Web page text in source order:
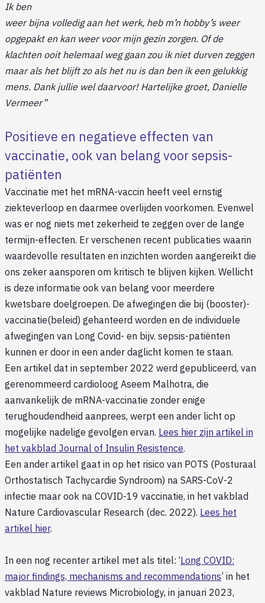
Ik ben
weer bijna volledig aan het werk, heb m’n hobby’s weer
opgepakt en kan weer voor mijn gezin zorgen. Of de
klachten ooit helemaal weg gaan zou ik niet durven zeggen
maar als het blijft zo als het nu is dan ben ik een gelukkig
mens. Dank jullie wel daarvoor! Hartelijke groet, Danielle
Vermeer”
Positieve en negatieve effecten van
vaccinatie, ook van belang voor sepsis-
patiënten
Vaccinatie met het mRNA-vaccin heeft veel ernstig
ziekteverloop en daarmee overlijden voorkomen. Evenwel
was er nog niets met zekerheid te zeggen over de lange
termijn-effecten. Er verschenen recent publicaties waarin
waardevolle resultaten en inzichten worden aangereikt die
ons zeker aansporen om kritisch te blijven kijken. Wellicht
is deze informatie ook van belang voor meerdere
kwetsbare doelgroepen. De afwegingen die bij (booster)-
vaccinatie(beleid) gehanteerd worden en de individuele
afwegingen van Long Covid- en bijv. sepsis-patiënten
kunnen er door in een ander daglicht komen te staan.
Een artikel dat in september 2022 werd gepubliceerd, van
gerenommeerd cardioloog Aseem Malhotra, die
aanvankelijk de mRNA-vaccinatie zonder enige
terughoudendheid aanprees, werpt een ander licht op
mogelijke nadelige gevolgen ervan. Lees hier zijn artikel in
het vakblad Journal of Insulin Resistence.
Een ander artikel gaat in op het risico van POTS (Posturaal
Orthostatisch Tachycardie Syndroom) na SARS-CoV-2
infectie maar ook na COVID-19 vaccinatie, in het vakblad
Nature Cardiovascular Research (dec. 2022). Lees het
artikel hier.
In een nog recenter artikel met als titel: ‘Long COVID:
major findings, mechanisms and recommendations’ in het
vakblad Nature reviews Microbiology, in januari 2023,